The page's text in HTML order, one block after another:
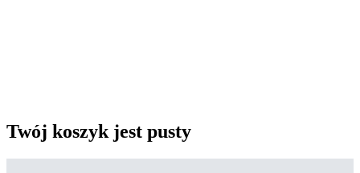
Twój koszyk jest pusty